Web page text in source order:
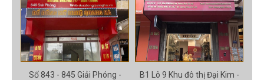
Số 843 - 845 Giải Phóng -
B1 Lô 9 Khu đô thị Đại Kim -